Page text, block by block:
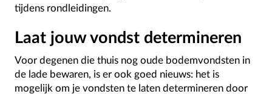
tijdens rondleidingen.
Laat jouw vondst determineren
Voor degenen die thuis nog oude bodemvondsten in
de lade bewaren, is er ook goed nieuws: het is
mogelijk om je vondsten te laten determineren door